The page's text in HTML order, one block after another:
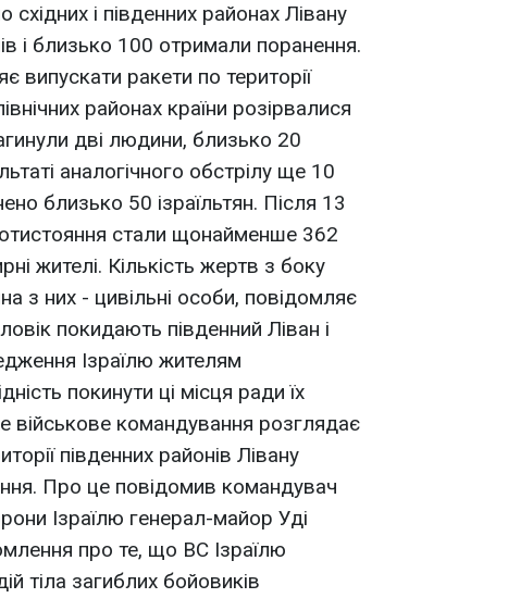
і південних районах Лівану
і близько 100 отримали поранення.
випускати ракети по території
районах країни розірвалися
дві людини, близько 20
аналогічного обстрілу ще 10
близько 50 ізраїльтян. Після 13
стали щонайменше 362
жителі. Кількість жертв з боку
з них - цивільні особи, повідомляє
покидають південний Ліван і
Ізраїлю жителям
покинути ці місця ради їх
військове командування розглядає
південних районів Лівану
Про це повідомив командувач
Ізраїлю генерал-майор Уді
про те, що ВС Ізраїлю
тіла загиблих бойовиків